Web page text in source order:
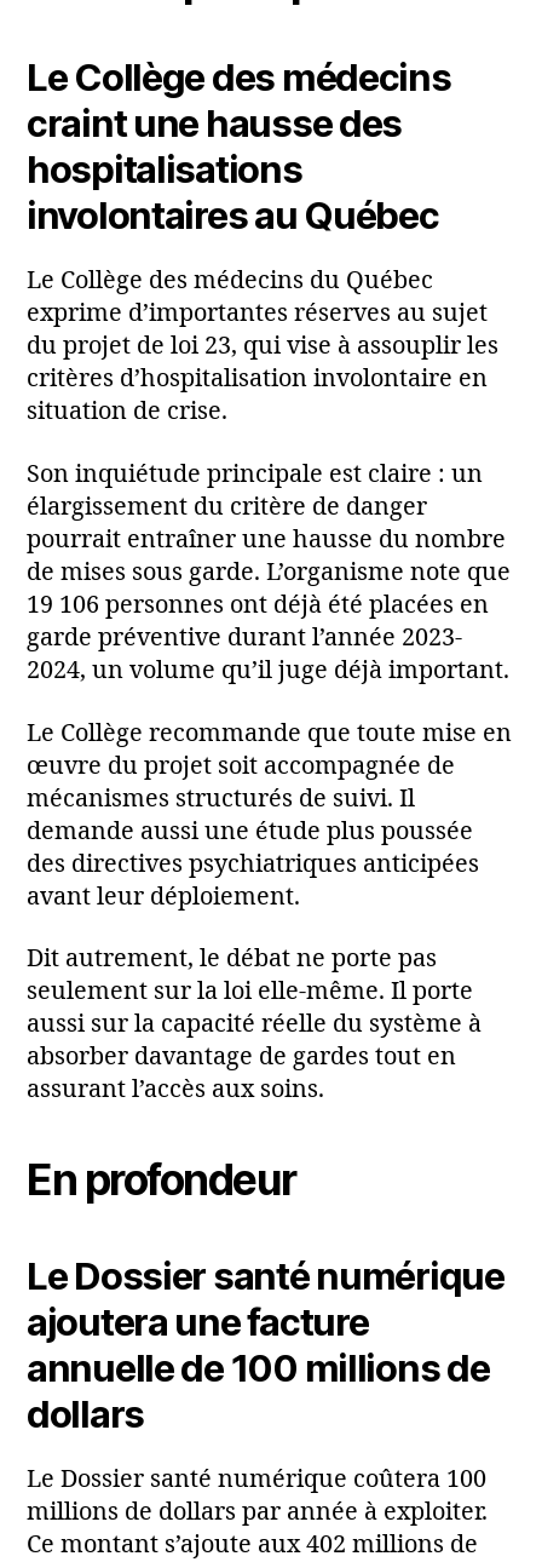
Le Collège des médecins
craint une hausse des
hospitalisations
involontaires au Québec
Le Collège des médecins du Québec
exprime d’importantes réserves au sujet
du projet de loi 23, qui vise à assouplir les
critères d’hospitalisation involontaire en
situation de crise.
Son inquiétude principale est claire : un
élargissement du critère de danger
pourrait entraîner une hausse du nombre
de mises sous garde. L’organisme note que
19 106 personnes ont déjà été placées en
garde préventive durant l’année 2023-
2024, un volume qu’il juge déjà important.
Le Collège recommande que toute mise en
œuvre du projet soit accompagnée de
mécanismes structurés de suivi. Il
demande aussi une étude plus poussée
des directives psychiatriques anticipées
avant leur déploiement.
Dit autrement, le débat ne porte pas
seulement sur la loi elle-même. Il porte
aussi sur la capacité réelle du système à
absorber davantage de gardes tout en
assurant l’accès aux soins.
En profondeur
Le Dossier santé numérique
ajoutera une facture
annuelle de 100 millions de
dollars
Le Dossier santé numérique coûtera 100
millions de dollars par année à exploiter.
Ce montant s’ajoute aux 402 millions de